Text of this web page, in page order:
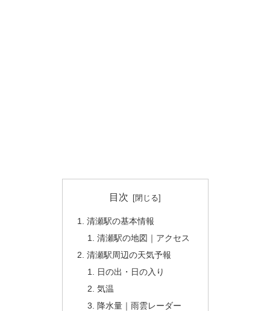
目次
清瀬駅の基本情報
清瀬駅の地図｜アクセス
清瀬駅周辺の天気予報
日の出・日の入り
気温
降水量｜雨雲レーダー